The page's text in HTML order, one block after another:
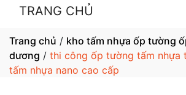
TRANG CHỦ
Trang chủ / kho tấm nhựa ốp tường
dương / thi công ốp tường tấm nhựa
tấm nhựa nano cao cấp